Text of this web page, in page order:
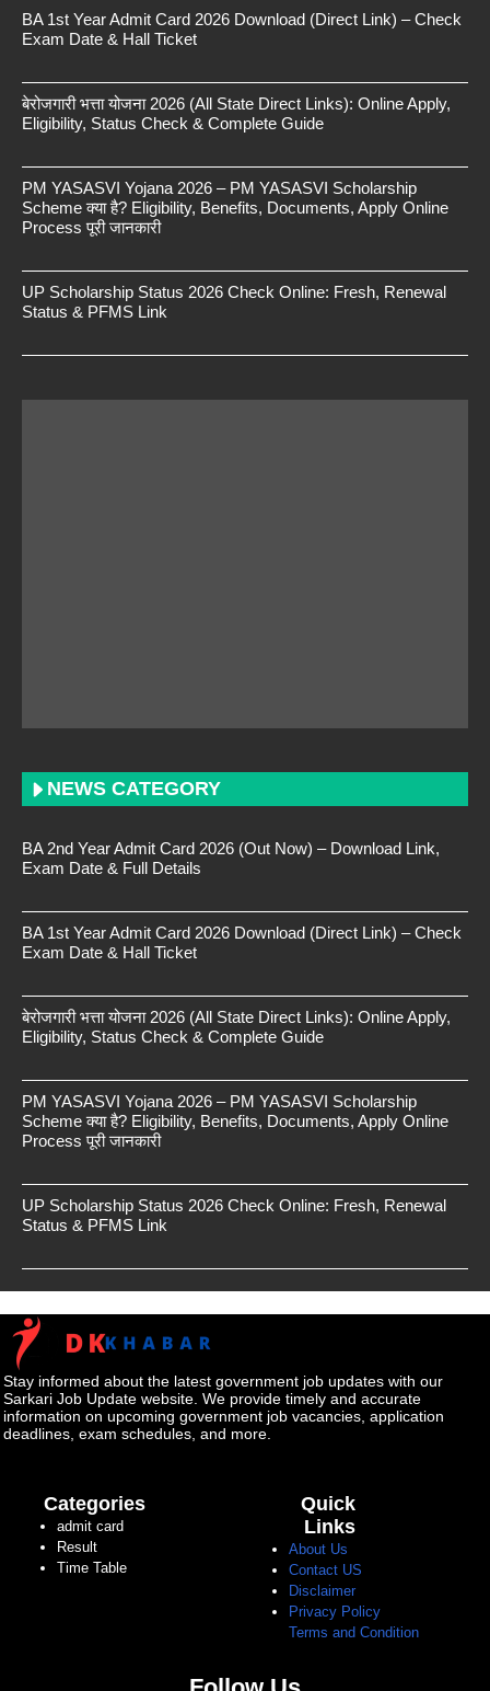
BA 1st Year Admit Card 2026 Download (Direct Link) – Check
Exam Date & Hall Ticket
बेरोजगारी भत्ता योजना 2026 (All State Direct Links): Online Apply,
Eligibility, Status Check & Complete Guide
PM YASASVI Yojana 2026 – PM YASASVI Scholarship
Scheme क्या है? Eligibility, Benefits, Documents, Apply Online
Process पूरी जानकारी
UP Scholarship Status 2026 Check Online: Fresh, Renewal
Status & PFMS Link
NEWS CATEGORY
BA 2nd Year Admit Card 2026 (Out Now) – Download Link,
Exam Date & Full Details
BA 1st Year Admit Card 2026 Download (Direct Link) – Check
Exam Date & Hall Ticket
बेरोजगारी भत्ता योजना 2026 (All State Direct Links): Online Apply,
Eligibility, Status Check & Complete Guide
PM YASASVI Yojana 2026 – PM YASASVI Scholarship
Scheme क्या है? Eligibility, Benefits, Documents, Apply Online
Process पूरी जानकारी
UP Scholarship Status 2026 Check Online: Fresh, Renewal
Status & PFMS Link
Stay informed about the latest government job updates with our
Sarkari Job Update website. We provide timely and accurate
information on upcoming government job vacancies, application
deadlines, exam schedules, and more.
Categories
admit card
Result
Time Table
Quick
Links
About Us
Contact US
Disclaimer
Privacy Policy
Terms and Condition